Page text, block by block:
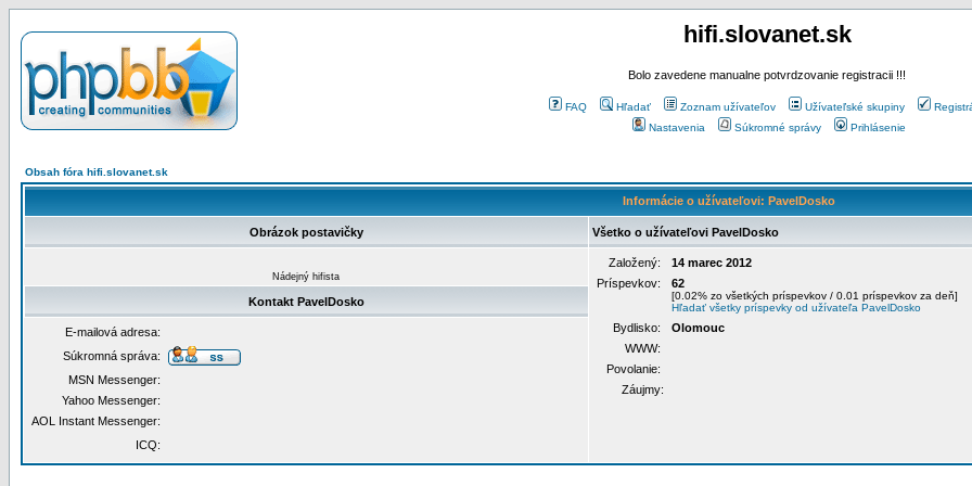
hifi.slovanet.sk
Bolo zavedene manualne potvrdzovanie registracii !!!
FAQ Hľadať Zoznam užívateľov Užívateľské skupiny
Nastavenia
Súkromné správy Prihlásenie
Obsah fóra hifi.slovanet.sk
Informácie o užívateľovi: PavelDosko
Obrázok postavičky Všetko o užívateľovi PavelDosko
Nádejný hifista
Založený:
14 marec 2012
Príspevkov:
62
[0.02% zo všetkých príspevkov / 0.01 príspevkov za deň]
Hľadať všetky príspevky od užívateľa PavelDosko
Bydlisko:
Olomouc
WWW:
Povolanie:
Záujmy:
Kontakt PavelDosko
E-mailová adresa:
Súkromná správa:
MSN Messenger:
Yahoo Messenger:
AOL Instant Messenger:
ICQ: